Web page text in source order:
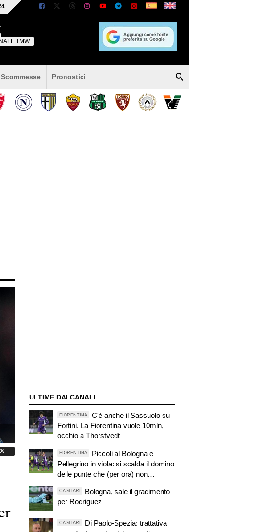
TMW
Scommesse Pronostici
ULTIME DAI CANALI
FIORENTINA
C'è anche il Sassuolo su
Fortini. La Fiorentina vuole 10mln,
occhio a Thorstvedt
FIORENTINA
Piccoli al Bologna e
Pellegrino in viola: si scalda il domino
delle punte che (per ora) non
CAGLIARI
Bologna, sale il gradimento
per Rodriguez
CAGLIARI
Di Paolo-Spezia: trattativa